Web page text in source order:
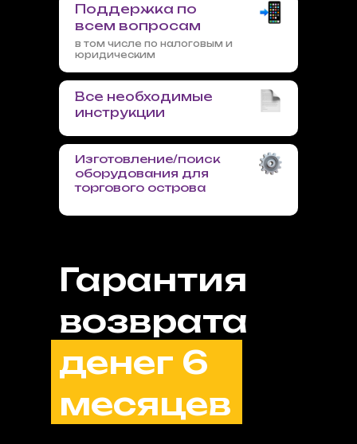
Поддержка по
всем вопросам
Все необходимые
инструкции
Изготовление/поиск
оборудования для
торгового острова
в том числе по налоговым и
юридическим
Гарантия
возврата
денег 6
месяцев